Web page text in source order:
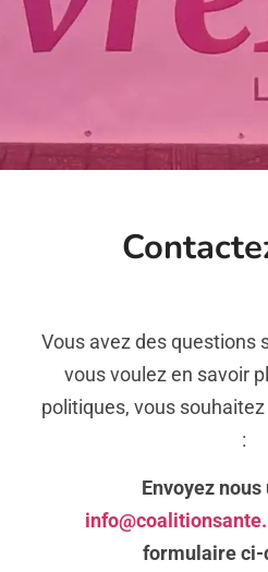
Vous avez des questions
vous voulez en savoir
politiques, vous
:
Envoyez nous
formulaire ci-